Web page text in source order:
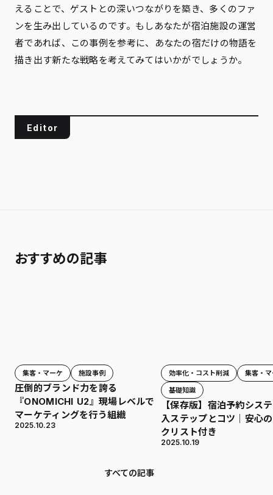
えることで、ゲストとの深いつながりを築き、多くのファ
ンを生み出しているのです。もしあなたが宿泊施設の運営
者であれば、この事例を参考に、あなたの宿だけの物語を
描き出す新たな戦略を考えてみてはいかがでしょうか。
Editor
おすすめの記事
集客・マーケ 施設事例
圧倒的ブランド力を誇る
『ONOMICHI U2』現場レベルで
マーケティングを行う組織
2025.10.23
効率化・コスト削減
集客・
基礎知識
【保存版】宿泊予約シス
入ステップとコツ｜安心
クリスト付き
2025.10.19
すべての記事